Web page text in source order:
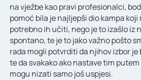
na vježbe kao pravi profesionalci,
pomoć bila je najljepši dio kampa
potrebno ih učiti, nego je to izašlo iz
spontano, te je to jako važno pošto
rada mogli potvrditi da njihov izbor
te da svakako ako nastave tim
mogu nizati samo još uspjesi.